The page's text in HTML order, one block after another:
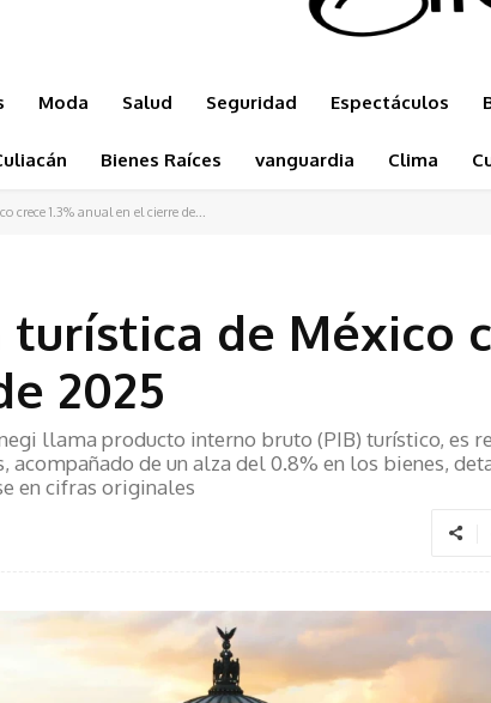
Moda Salud Seguridad Espectáculos
Bienes Raíces vanguardia Clima
crece 1.3% anual en el cierre de...
de México
2025
llama producto interno bruto (PIB) turístico, es
acompañado de un alza del 0.8% en los bienes,
en cifras originales